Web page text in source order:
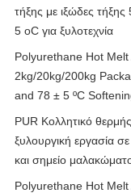
τήξης με ιξώδες
5 oC για ξυλοτεχνία
Polyurethane Hot
2kg/20kg/200kg
and 78 ± 5 ºC
PUR Κολλητικό
ξυλουργική εργασία
και σημείο
Polyurethane Hot